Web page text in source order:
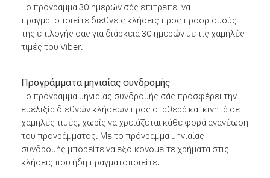
Το πρόγραμμα 30 ημερών σάς επιτρέπει να
πραγματοποιείτε διεθνείς κλήσεις προς προορισμούς
της επιλογής σας για διάρκεια 30 ημερών με τις χαμηλές
τιμές του Viber.
Προγράμματα μηνιαίας συνδρομής
Το πρόγραμμα μηνιαίας συνδρομής σάς προσφέρει την
ευελιξία διεθνών κλήσεων προς σταθερά και κινητά σε
χαμηλές τιμές, χωρίς να χρειάζεται κάθε φορά ανανέωση
του προγράμματος. Με το πρόγραμμα μηνιαίας
συνδρομής μπορείτε να εξοικονομείτε χρήματα στις
κλήσεις που ήδη πραγματοποιείτε.